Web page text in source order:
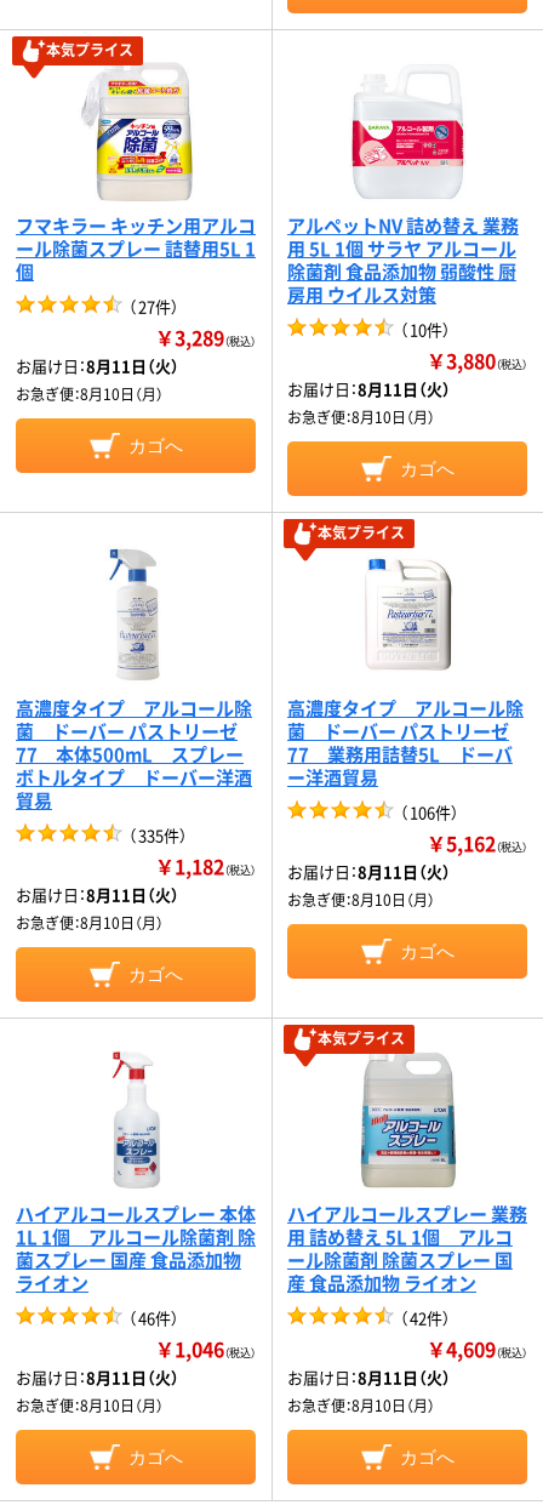
本気プライス
フマキラー キッチン用アルコ
ール除菌スプレー 詰替用5L 1
個
（27件）
￥3,289（税込）
お届け日：8月11日（火）
お急ぎ便：8月10日（月）
カゴへ
アルペットNV 詰め替え 業務
用 5L 1個 サラヤ アルコール
除菌剤 食品添加物 弱酸性 厨
房用 ウイルス対策
（10件）
￥3,880（税込）
お届け日：8月11日（火）
お急ぎ便：8月10日（月）
カゴへ
高濃度タイプ アルコール除
菌 ドーバー パストリーゼ
77 本体500mL スプレー
ボトルタイプ ドーバー洋酒
貿易
（335件）
￥1,182（税込）
お届け日：8月11日（火）
お急ぎ便：8月10日（月）
カゴへ
本気プライス
高濃度タイプ アルコール除
菌 ドーバー パストリーゼ
77 業務用詰替5L ドーバ
ー洋酒貿易
（106件）
￥5,162（税込）
お届け日：8月11日（火）
お急ぎ便：8月10日（月）
カゴへ
ハイアルコールスプレー 本体
1L 1個 アルコール除菌剤 除
菌スプレー 国産 食品添加物
ライオン
（46件）
￥1,046（税込）
お届け日：8月11日（火）
お急ぎ便：8月10日（月）
カゴへ
本気プライス
ハイアルコールスプレー 業務
用 詰め替え 5L 1個 アルコ
ール除菌剤 除菌スプレー 国
産 食品添加物 ライオン
（42件）
￥4,609（税込）
お届け日：8月11日（火）
お急ぎ便：8月10日（月）
カゴへ